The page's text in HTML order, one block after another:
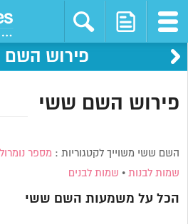
פירוש השם
פירוש השם ששי
השם ששי משוייך לקטגוריות : מספר
שמות לבנות • שמות לבנים
הכל על משמעות השם ששי